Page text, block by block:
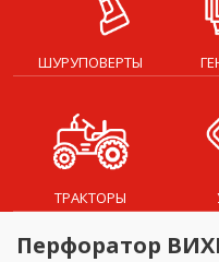
ШУРУПОВЕРТЫ
ТРАКТОРЫ
Перфоратор